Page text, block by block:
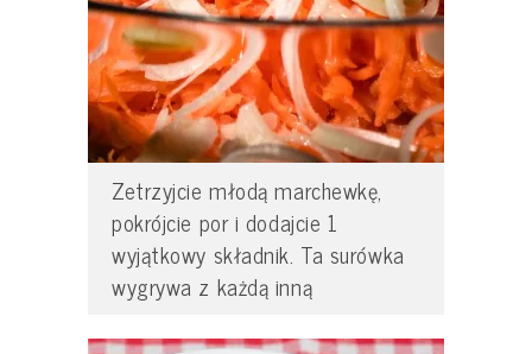
Zetrzyjcie młodą marchewkę,
pokrójcie por i dodajcie 1
wyjątkowy składnik. Ta surówka
wygrywa z każdą inną